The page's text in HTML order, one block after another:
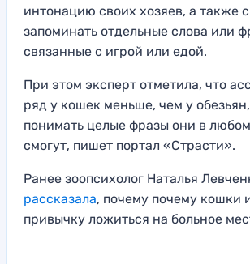
интонацию своих хозяев, а также
запоминать отдельные слова или
связанные с игрой или едой.
При этом эксперт отметила, что
ряд у кошек меньше, чем у
понимать целые фразы они в
смогут, пишет портал «Страсти».
Ранее зоопсихолог Наталья
рассказала, почему почему кошки
привычку ложиться на больное